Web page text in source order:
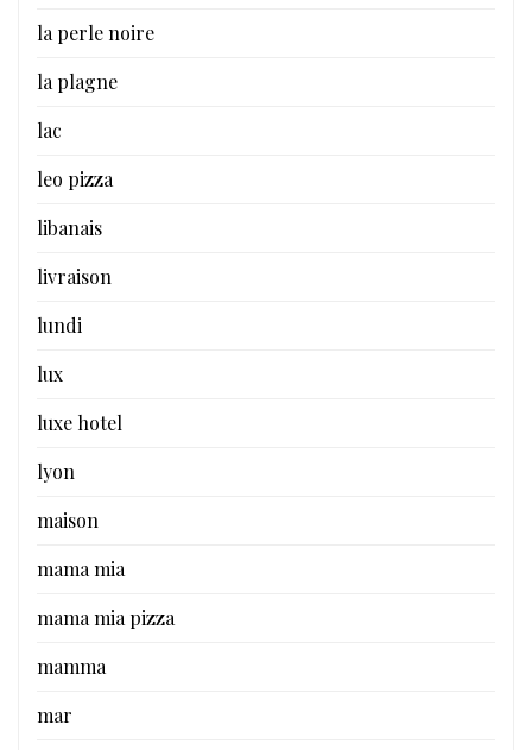
la perle noire
la plagne
lac
leo pizza
libanais
livraison
lundi
lux
luxe hotel
lyon
maison
mama mia
mama mia pizza
mamma
mar